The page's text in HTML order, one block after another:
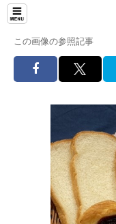
この画像の参照記事